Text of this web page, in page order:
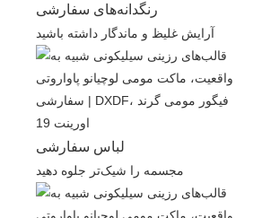
رنگدانه‌های سفارشی
آرایش غلیظ و ماندگار داشته باشید
لباس سفارشی
مجسمه را شیک‌تر جلوه دهید